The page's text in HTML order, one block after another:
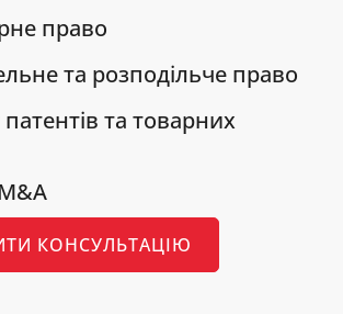
право
та розподільче право
та товарних
КОНСУЛЬТАЦІЮ